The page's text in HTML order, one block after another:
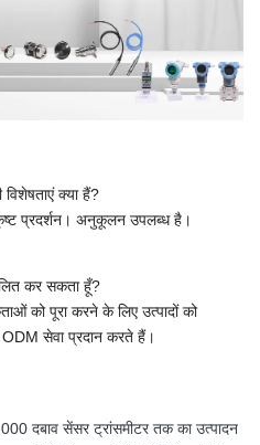
क्या हैं?
प्रदर्शन। अनुकूलन उपलब्ध है।
कर सकता हूँ?
को पूरा करने के लिए उत्पादों को
सेवा प्रदान करते हैं।
दबाव सेंसर ट्रांसमीटर तक का उत्पादन